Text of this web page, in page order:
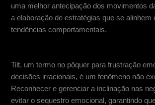
uma melhor antecipação dos movimentos
a elaboração de estratégias que se alinhem
tendências comportamentais.
Tilt, um termo no pôquer para frustração
decisões irracionais, é um fenômeno não
Reconhecer e gerenciar a inclinação nas
evitar o sequestro emocional, garantindo